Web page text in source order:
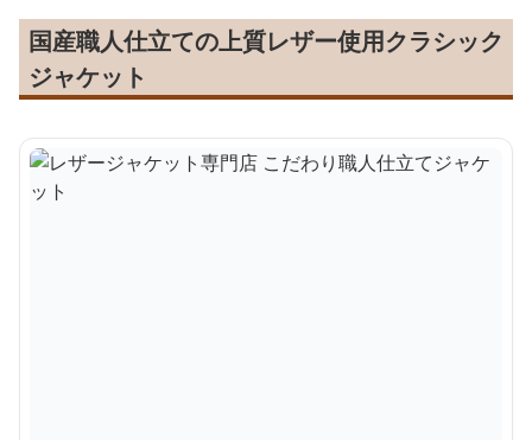
国産職人仕立ての上質レザー使用クラシック
ジャケット